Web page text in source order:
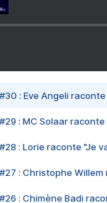
#30 : Eve Angeli
#29 : MC Solaar
#28 : Lorie raconte "Je
#27 : Christophe
#26 : Chimène Badi